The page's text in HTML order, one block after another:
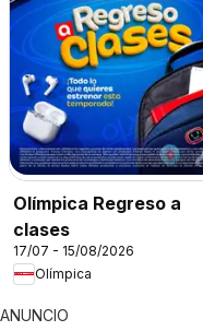
Olímpica Regreso a
clases
17/07 - 15/08/2026
Olímpica
ANUNCIO